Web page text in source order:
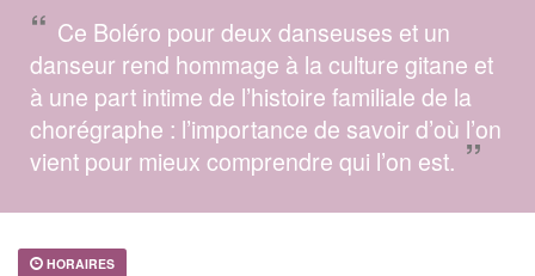
“ Ce Boléro pour deux danseuses et un
danseur rend hommage à la culture gitane et
à une part intime de l’histoire familiale de la
chorégraphe : l’importance de savoir d’où l’on
vient pour mieux comprendre qui l’on est.”
HORAIRES